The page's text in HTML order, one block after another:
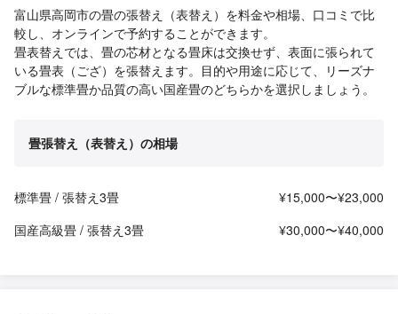
富山県高岡市の畳の張替え（表替え）を料金や相場、口コミで比
較し、オンラインで予約することができます。
畳表替えでは、畳の芯材となる畳床は交換せず、表面に張られて
いる畳表（ござ）を張替えます。目的や用途に応じて、リーズナ
ブルな標準畳か品質の高い国産畳のどちらかを選択しましょう。
畳張替え（表替え）の相場
標準畳 / 張替え3畳
¥15,000〜¥23,000
国産高級畳 / 張替え3畳
¥30,000〜¥40,000